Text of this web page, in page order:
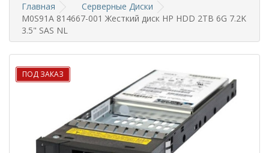
Главная
Серверные Диски
M0S91A 814667-001 Жесткий диск HP HDD 2TB 6G 7.2K
3.5" SAS NL
ПОД ЗАКАЗ